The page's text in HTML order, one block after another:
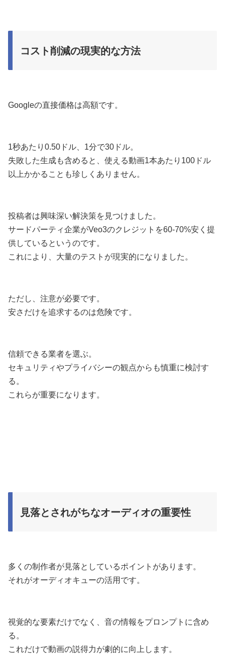
コスト削減の現実的な方法
Googleの直接価格は高額です。
1秒あたり0.50ドル、1分で30ドル。
失敗した生成も含めると、使える動画1本あたり100ドル
以上かかることも珍しくありません。
投稿者は興味深い解決策を見つけました。
サードパーティ企業がVeo3のクレジットを60-70%安く提
供しているというのです。
これにより、大量のテストが現実的になりました。
ただし、注意が必要です。
安さだけを追求するのは危険です。
信頼できる業者を選ぶ。
セキュリティやプライバシーの観点からも慎重に検討す
る。
これらが重要になります。
見落とされがちなオーディオの重要性
多くの制作者が見落としているポイントがあります。
それがオーディオキューの活用です。
視覚的な要素だけでなく、音の情報をプロンプトに含め
る。
これだけで動画の説得力が劇的に向上します。